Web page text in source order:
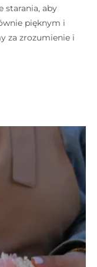
starania, aby
pięknym i
za zrozumienie i